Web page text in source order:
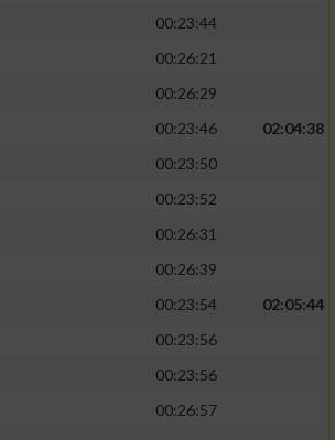
00:23:44
00:26:21
00:26:29
00:23:46
02:04:38
00:23:50
00:23:52
00:26:31
00:26:39
00:23:54
02:05:44
00:23:56
00:23:56
00:26:57